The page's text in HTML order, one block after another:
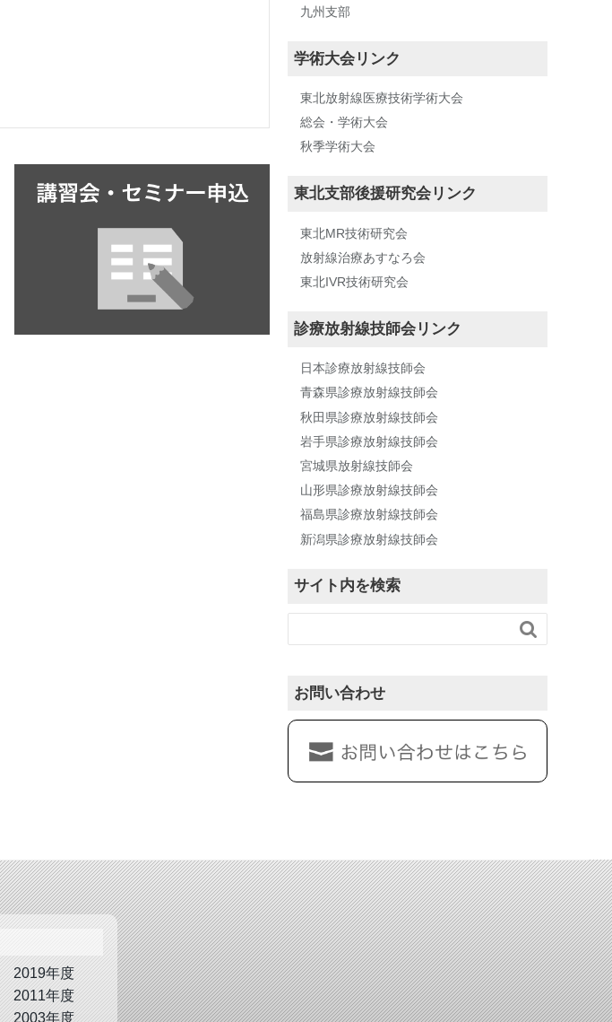
九州支部
学術大会リンク
東北放射線医療技術学術大会
総会・学術大会
秋季学術大会
東北支部後援研究会リンク
東北MR技術研究会
放射線治療あすなろ会
東北IVR技術研究会
診療放射線技師会リンク
日本診療放射線技師会
青森県診療放射線技師会
秋田県診療放射線技師会
岩手県診療放射線技師会
宮城県放射線技師会
山形県診療放射線技師会
福島県診療放射線技師会
新潟県診療放射線技師会
サイト内を検索

お問い合わせ
2019年度
2011年度
2003年度